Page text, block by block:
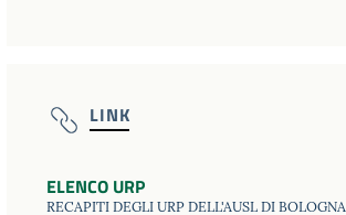
LINK
ELENCO URP
RECAPITI DEGLI URP DELL'AUSL DI BOLOGNA